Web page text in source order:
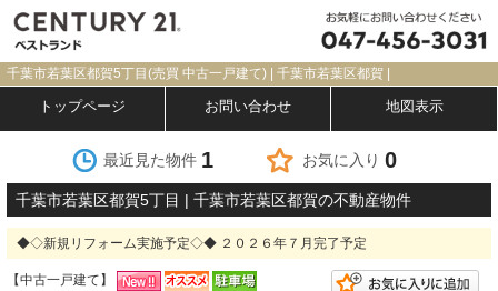
千葉市若葉区都賀5丁目(売買 中古一戸建て) | 千葉市若葉区都賀 |
トップページ お問い合わせ 地図表示
最近見た物件 1 お気に入り 0
千葉市若葉区都賀5丁目 | 千葉市若葉区都賀の不動産物件
◆◇新規リフォーム実施予定◇◆ ２０２６年７月完了予定
【中古一戸建て】